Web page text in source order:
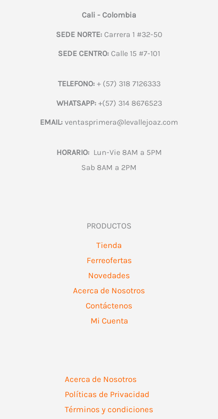
Cali - Colombia
SEDE NORTE:Carrera 1 #32-50
SEDE CENTRO: Calle 15 #7-101
TELEFONO:+ (57) 318 7126333
WHATSAPP:+(57) 314 8676523
EMAIL: ventasprimera@levallejoaz.com
HORARIO:Lun-Vie 8AM a 5PM
Sab 8AM a 2PM
PRODUCTOS
Tienda
Ferreofertas
Novedades
Acerca de Nosotros
Contáctenos
Mi Cuenta
Acerca de Nosotros
Políticas de Privacidad
Términos y condiciones